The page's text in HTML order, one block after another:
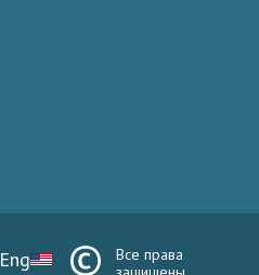
Eng
Все права